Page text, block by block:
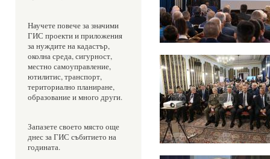
Научете повече за значими
ГИС проекти и приложения
за нуждите на кадастър,
околна среда, сигурност,
местно самоуправление,
ютилитис, транспорт,
териториално планиране,
образование и много други.
Запазете своето място още
днес за ГИС събитието на
годината.